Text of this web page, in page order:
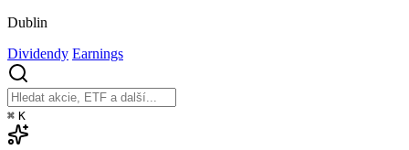
Dublin
Dividendy Earnings
⌘ K